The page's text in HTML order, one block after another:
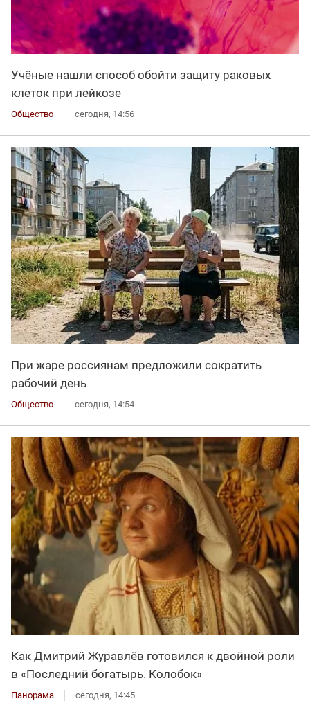
Учёные нашли способ обойти защиту раковых
клеток при лейкозе
Общество сегодня, 14:56
При жаре россиянам предложили сократить
рабочий день
Общество сегодня, 14:54
Как Дмитрий Журавлёв готовился к двойной роли
в «Последний богатырь. Колобок»
Панорама сегодня, 14:45